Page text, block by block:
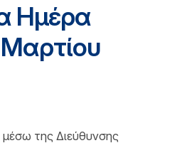
Ημέρα
της Διεύθυνσης